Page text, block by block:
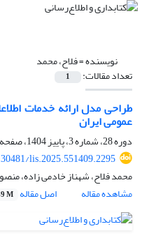
نویسنده =فلاح، محمد
تعداد مقالات: 1
طراحی مدل ارائه خدمات
عمومی ایران
دوره 28، شماره 3، پاییز 1404، صفحه
lis.2025.551409.2295
محمد فلاح، شهناز خادمی زاده،
مشاهده مقاله
اصل مقاله M